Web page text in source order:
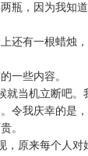
瓶，因为我知道
还有一根蜡烛
一些内容。
当机立断吧
令我庆幸的是
。
原来每个人